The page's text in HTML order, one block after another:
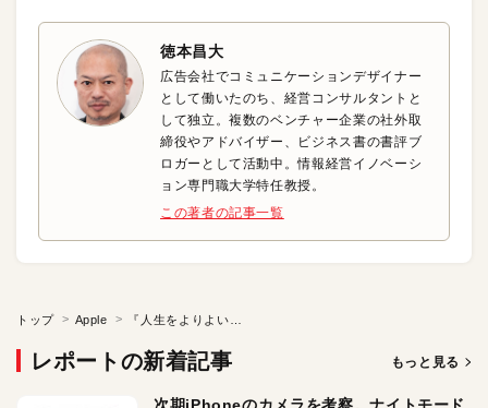
徳本昌大
広告会社でコミュニケーションデザイナー
として働いたのち、経営コンサルタントと
して独立。複数のベンチャー企業の社外取
締役やアドバイザー、ビジネス書の書評ブ
ロガーとして活動中。情報経営イノベーシ
ョン専門職大学特任教授。
この著者の記事一覧
トップ Apple
レポートの新着記事 もっと見る